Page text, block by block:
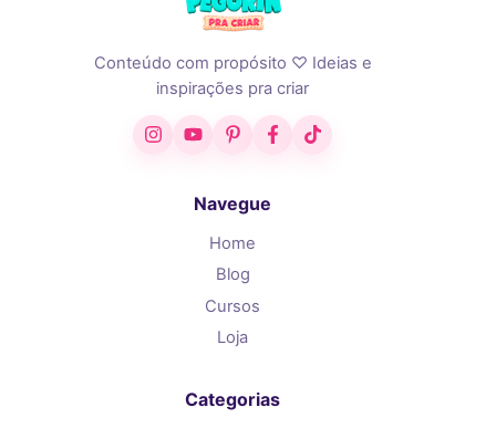
Conteúdo com propósito ♡ Ideias e
inspirações pra criar
InstagramYouTubePinterestFacebook
TikTok
Navegue
Home
Blog
Cursos
Loja
Categorias